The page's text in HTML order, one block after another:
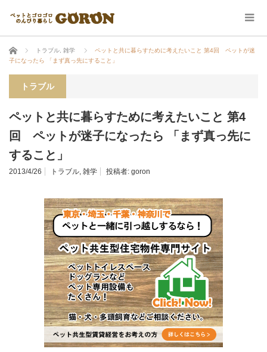
ホーム トラブル 雑学
ペットと共に暮らすために考えたいこと 第4回 ペットが迷
子になったら 「まず真っ先にすること」
トラブル
ペットと共に暮らすために考えたいこと 第4
回 ペットが迷子になったら 「まず真っ先に
すること」
2013/4/26 トラブル, 雑学 投稿者: goron